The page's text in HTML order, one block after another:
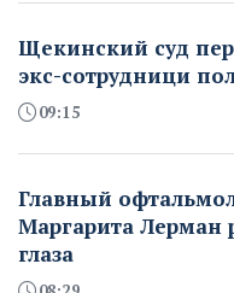
Щекинский суд
экс-сотрудници
09:15
Главный
Маргарита Лерман
глаза